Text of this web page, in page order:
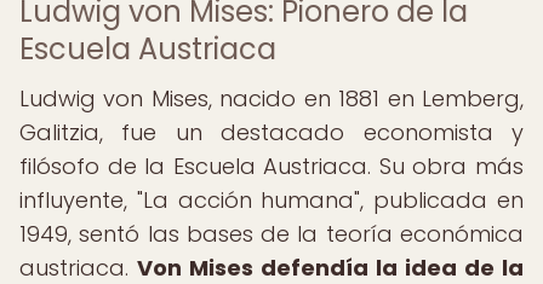
Ludwig von Mises: Pionero de la
Escuela Austriaca
Ludwig von Mises, nacido en 1881 en Lemberg,
Galitzia, fue un destacado economista y
filósofo de la Escuela Austriaca. Su obra más
influyente, "La acción humana", publicada en
1949, sentó las bases de la teoría económica
austriaca. Von Mises defendía la idea de la